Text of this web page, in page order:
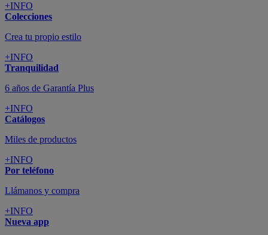
+INFO
Colecciones
Crea tu propio estilo
+INFO
Tranquilidad
6 años de Garantía Plus
+INFO
Catálogos
Miles de productos
+INFO
Por teléfono
Llámanos y compra
+INFO
Nueva app